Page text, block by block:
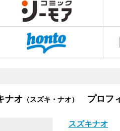
ナオ （スズキ・ナオ） プロフ
スズキナオ